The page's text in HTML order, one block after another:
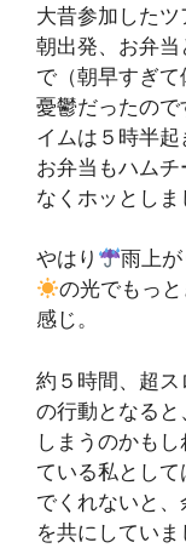
大昔参加した
朝出発、お弁
で（朝早すぎ
憂鬱だったの
イムは５時半起
お弁当もハムチ
なくホッとしま
やはり
雨上
の光でもっ
感じ。
約５時間、超
の行動となる
しまうのかも
ている私とし
でくれないと
を共にしていま